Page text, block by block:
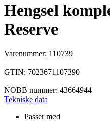
Hengsel
Reserve
Varenummer: 110739
|
GTIN: 7023671107390
|
NOBB nummer: 43664944
Tekniske data
Passer med